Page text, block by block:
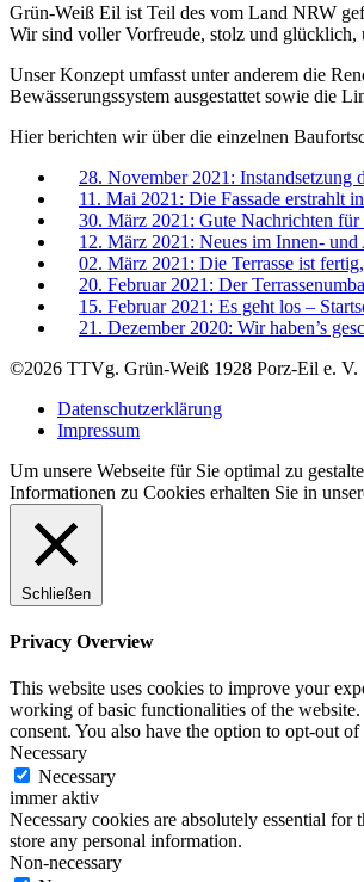
Grün-Weiß Eil ist Teil des vom Land NRW
Wir sind voller Vorfreude, stolz und glücklich,
Unser Konzept umfasst unter anderem die
Bewässerungssystem ausgestattet sowie die
Hier berichten wir über die einzelnen
28. November 2021: Instandsetzung
11. Mai 2021: Die Fassade erstrahlt
30. März 2021: Gute Nachrichten für
12. März 2021: Neues im Innen- und
02. März 2021: Die Terrasse ist
20. Februar 2021: Der
15. Februar 2021: Es geht los –
21. Dezember 2020: Wir haben’s
©2026 TTVg. Grün-Weiß 1928 Porz-Eil e. V.
Datenschutzerklärung
Impressum
Um unsere Webseite für Sie optimal zu
Informationen zu Cookies erhalten Sie in
Schließen
Privacy Overview
This website uses cookies to improve your
working of basic functionalities of the
consent. You also have the option to opt-out
Necessary
Necessary
immer aktiv
Necessary cookies are absolutely essential
store any personal information.
Non-necessary